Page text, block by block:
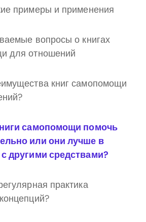
примеры и применения
вопросы о книгах
для отношений
книг самопомощи
самопомощи помочь
или они лучше в
другими средствами?
практика